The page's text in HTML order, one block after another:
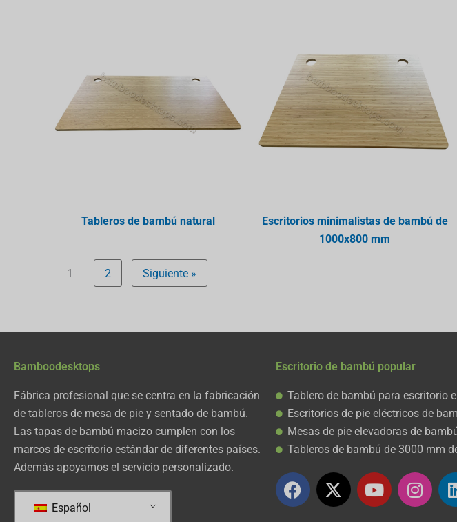
Tableros de bambú natural
Escritorios minimalistas de bambú de
1000x800 mm
1 2 Siguiente »
Bamboodesktops
Fábrica profesional que se centra en la fabricación
de tableros de mesa de pie y sentado de bambú.
Las tapas de bambú macizo cumplen con los
marcos de escritorio estándar de diferentes países.
Además apoyamos el servicio personalizado.
Español
Escritorio de bambú popular
Tablero de bambú para escritorio
Escritorios de pie eléctricos de
Mesas de pie elevadoras de
Tableros de bambú de 3000 mm
F
a
X
-
Y
o
I
n